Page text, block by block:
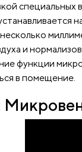
и
функции
в помещение.